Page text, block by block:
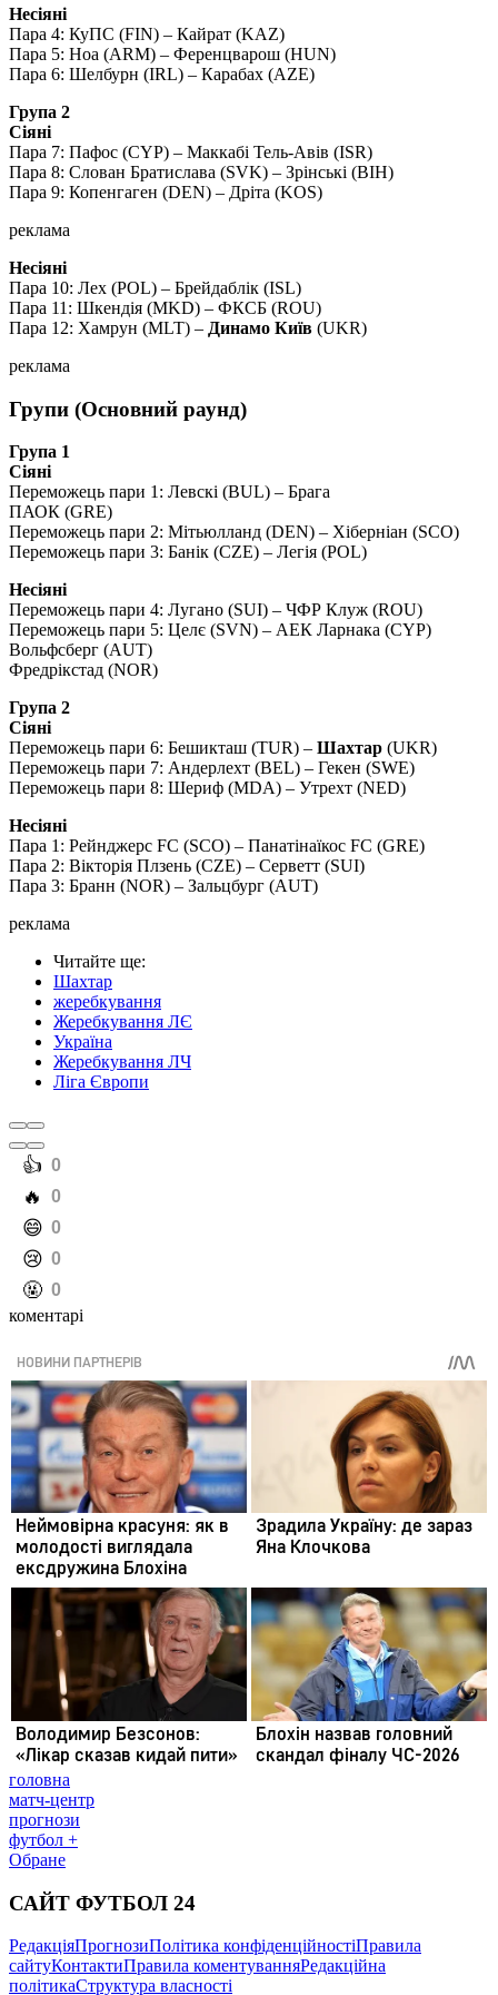
Несіяні
Пара 4: КуПС (FIN) – Кайрат (KAZ)
Пара 5: Ноа (ARM) – Ференцварош (HUN)
Пара 6: Шелбурн (IRL) – Карабах (AZE)
Група 2
Сіяні
Пара 7: Пафос (CYP) – Маккабі Тель-Авів (ISR)
Пара 8: Слован Братислава (SVK) – Зрінські (BIH)
Пара 9: Копенгаген (DEN) – Дріта (KOS)
реклама
Несіяні
Пара 10: Лех (POL) – Брейдаблік (ISL)
Пара 11: Шкендія (MKD) – ФКСБ (ROU)
Пара 12: Хамрун (MLT) – Динамо Київ (UKR)
реклама
Групи (Основний раунд)
Група 1
Сіяні
Переможець пари 1: Левскі (BUL) – Брага
ПАОК (GRE)
Переможець пари 2: Мітьюлланд (DEN) – Хіберніан (SCO)
Переможець пари 3: Банік (CZE) – Легія (POL)
Несіяні
Переможець пари 4: Лугано (SUI) – ЧФР Клуж (ROU)
Переможець пари 5: Целє (SVN) – АЕК Ларнака (CYP)
Вольфсберг (AUT)
Фредрікстад (NOR)
Група 2
Сіяні
Переможець пари 6: Бешикташ (TUR) – Шахтар (UKR)
Переможець пари 7: Андерлехт (BEL) – Гекен (SWE)
Переможець пари 8: Шериф (MDA) – Утрехт (NED)
Несіяні
Пара 1: Рейнджерс FC (SCO) – Панатінаїкос FC (GRE)
Пара 2: Вікторія Плзень (CZE) – Серветт (SUI)
Пара 3: Бранн (NOR) – Зальцбург (AUT)
реклама
Читайте ще:
Шахтар
жеребкування
Жеребкування ЛЄ
Україна
Жеребкування ЛЧ
Ліга Європи
️👍 0
️🔥 0
️😄 0
️😢 0
️🤬 0
коментарі
головна
матч-центр
прогнози
футбол +
Обране
САЙТ ФУТБОЛ 24
РедакціяПрогнозиПолітика конфіденційностіПравила
сайтуКонтактиПравила коментуванняРедакційна
політикаСтруктура власності